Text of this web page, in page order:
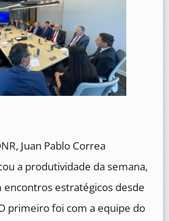
Juan Pablo Correa
a produtividade da semana,
encontros estratégicos desde
primeiro foi com a equipe do